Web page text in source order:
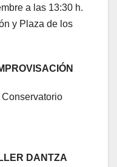
a las 13:30 h.
y Plaza de los
DANTZA